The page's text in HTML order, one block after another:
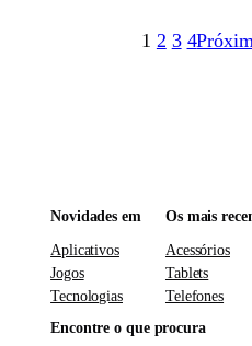
1 2 3 4
Novidades em
Aplicativos
Jogos
Tecnologias
Os mais
Acessórios
Tablets
Telefones
Encontre o que procura